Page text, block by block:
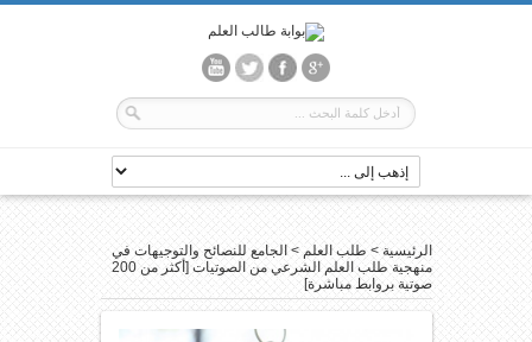
الرئيسية > طلب العلم > الجامع للنصائح والتوجيهات في
منهجية طلب العلم الشرعي من الصوتيات [أكثر من 200
صوتية بروابط مباشرة]